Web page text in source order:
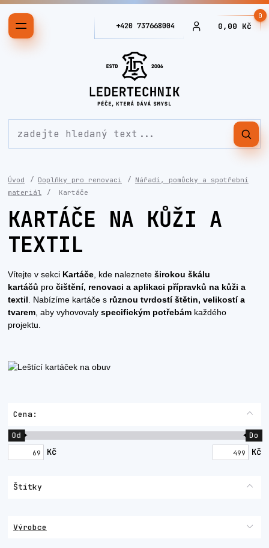
+420 737668004
0
0,00 Kč
Úvod Doplňky pro renovaci
Nářadí, pomůcky a spotřební
materiál
Kartáče
KARTÁČE NA KŮŽI A
TEXTIL
Vítejte v sekci Kartáče , kde nalezneteširokou škálu
kartáčů pročištění, renovaci a aplikaci přípravků na kůži a
textil . Nabízíme kartáče s různou tvrdostí štětin, velikostí a
tvarem , aby vyhovovalyspecifickým potřebám každého
projektu.
Cena:
Kč
Od Do
Kč
Štítky
Výrobce